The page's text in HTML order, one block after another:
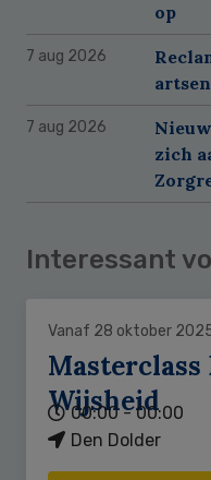
op
7 aug 2026
7 aug 2026
zich
Interessant
Vanaf 28 oktober
Wijsheid
00:00 - 00:00
Den Dolder